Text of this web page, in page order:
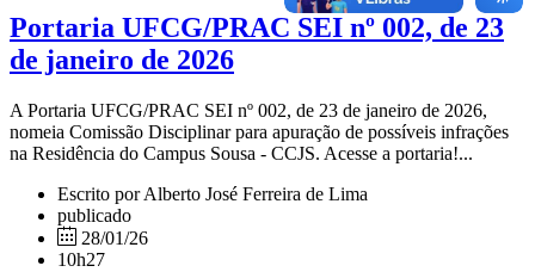
Portaria UFCG/PRAC SEI nº 002, de 23
de janeiro de 2026
A Portaria UFCG/PRAC SEI nº 002, de 23 de janeiro de 2026,
nomeia Comissão Disciplinar para apuração de possíveis infrações
na Residência do Campus Sousa - CCJS. Acesse a portaria!...
Escrito por Alberto José Ferreira de Lima
publicado
28/01/26
10h27